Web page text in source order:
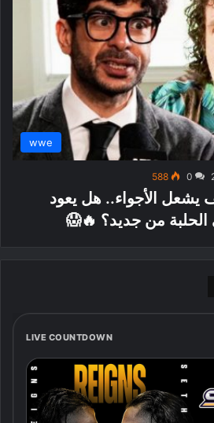
wwe
0
588
يشعل الأجواء.. هل يعود
من جديد؟ 🔥😱
LIVE COUNTDOWN